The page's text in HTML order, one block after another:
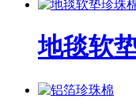
地毯软